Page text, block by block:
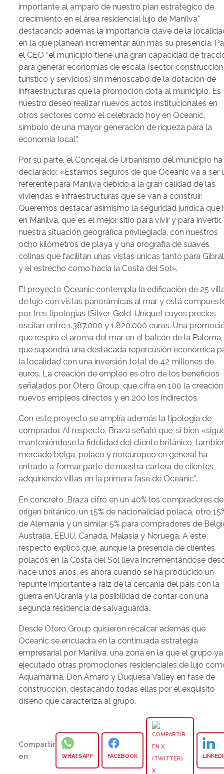
importante al amparo de nuestro plan estratégico de
crecimiento en el área residencial lujo de Manilva”
destacando además la importancia clave de la
en la que planean incrementar aún más su presencia.
el CEO “el municipio tiene una gran capacidad de
para generar economías de escala (sector
turístico y servicios) sin menoscabo de la dotación de
infraestructuras que la promoción dota al municipio. Es
nuestro deseo realizar nuevos actos institucionales en
otros sectores como el celebrado hoy en Oceanic,
símbolo de una mayor generación de riqueza para la
economía local”.
Por su parte, el Concejal de Urbanismo del municipio ha
declarado: «Estamos seguros de que Oceanic va a ser
referente para Manilva debido a la gran calidad de las
viviendas e infraestructuras que se van a construir.
Queremos destacar asimismo la seguridad jurídica que
en Manilva, que es el mejor sitio para vivir y para invertir.
nuestra situación geográfica privilegiada, con nuestros
ocho kilómetros de playa y una orografía de suaves
colinas que facilitan unas vistas únicas tanto para
y el estrecho como hacia la Costa del Sol».
El proyecto Oceanic contempla la edificación de 25
de lujo con vistas panorámicas al mar y está
por tres tipologías (Silver-Gold-Unique) cuyos precios
oscilan entre 1.387.000 y 1.820.000 euros. Una
que respira el aroma del mar en el balcón de la
que supondrá una destacada repercusión económica
la localidad con una inversión total de 42 millones de
euros. La creación de empleo es otro de los beneficios
señalados por Otero Group, que cifra en 100 la
nuevos empleos directos y en 200 los indirectos.
Con este proyecto se amplía además la tipología de
comprador. Al respecto, Braza señaló que, si bien
manteniéndose la fidelidad del cliente británico,
mercado belga, polaco y noreuropeo en general ha
entrado a formar parte de nuestra cartera de clientes,
adquiriendo villas en la primera fase de Oceanic”.
En concreto ,Braza cifró en un 40% los compradores de
origen británico, un 15% de nacionalidad polaca, otro
de Alemania y un similar 5% para compradores de
Australia, EEUU, Canadá, Malasia y Noruega. A este
respecto explicó que, aunque la presencia de clientes
polacos en la Costa del Sol lleva incrementándose
hace unos años, es ahora cuando se ha producido un
repunte importante a raíz de la cercanía del país con la
guerra en Ucrania y la posibilidad de contar con una
segunda residencia de salvaguarda.
Desde Otero Group quisieron recalcar además que
Oceanic se encuadra en la continuada estrategia
empresarial por Manilva, una zona en la que el grupo
ejecutado otras promociones residenciales de lujo
Aquamarina, Don Amaro y Duquesa Valley en fase de
construcción, destacando todas ellas por el exquisito
diseño que caracteriza al grupo.
Compartir
en:
WHATSAPP FACEBOOK
X